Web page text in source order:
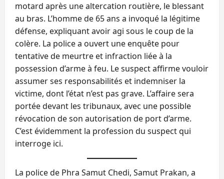
motard après une altercation routière, le blessant
au bras. L’homme de 65 ans a invoqué la légitime
défense, expliquant avoir agi sous le coup de la
colère. La police a ouvert une enquête pour
tentative de meurtre et infraction liée à la
possession d’arme à feu. Le suspect affirme vouloir
assumer ses responsabilités et indemniser la
victime, dont l’état n’est pas grave. L’affaire sera
portée devant les tribunaux, avec une possible
révocation de son autorisation de port d’arme.
C’est évidemment la profession du suspect qui
interroge ici.
La police de Phra Samut Chedi, Samut Prakan, a